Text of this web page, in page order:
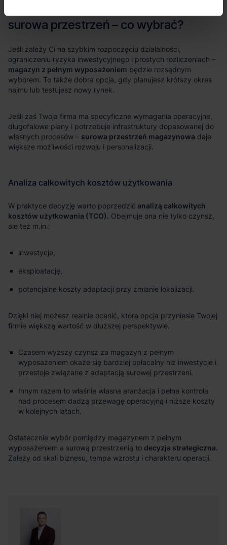
magazyn z pełnym wyposażeniem
surowa przestrzeń magazynowa
analizą całkowitych
kosztów użytkowania (TCO).
inwestycje,
eksploatację,
potencjalne koszty adaptacji przy zmianie lokalizacji.
Czasem wyższy czynsz za magazyn z pełnym
wyposażeniem okaże się bardziej opłacalny niż inwestycje i
przestoje związane z adaptacją surowej przestrzeni.
Innym razem to właśnie własna aranżacja i pełna kontrola
nad procesem dadzą przewagę operacyjną i niższe koszty
w kolejnych latach.
decyzja strategiczna.